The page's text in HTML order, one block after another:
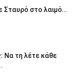
Σταυρό στο λαιμό…
Να τη λέτε κάθε